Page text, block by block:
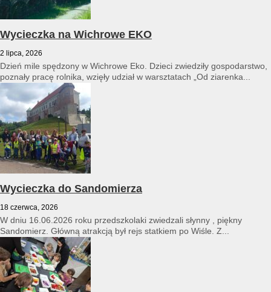
Wycieczka na Wichrowe EKO
2 lipca, 2026
Dzień mile spędzony w Wichrowe Eko. Dzieci zwiedziły gospodarstwo,
poznały pracę rolnika, wzięły udział w warsztatach „Od ziarenka...
Wycieczka do Sandomierza
18 czerwca, 2026
W dniu 16.06.2026 roku przedszkolaki zwiedzali słynny , piękny
Sandomierz. Główną atrakcją był rejs statkiem po Wiśle. Z...